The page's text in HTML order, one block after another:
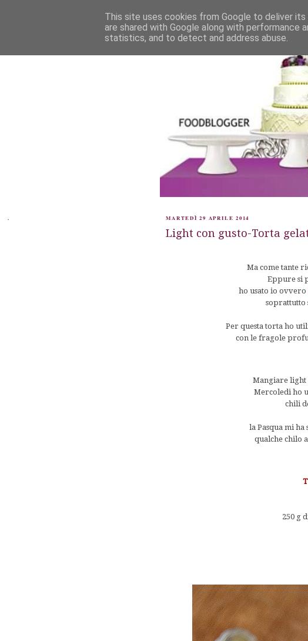
. MARTEDÌ 29 APRILE 2014
Light con gusto-Torta
Ma come tante
Eppure si
ho usato io ovvero
soprattutto
Per questa torta ho
con le fragole
Mangiare light
Mercoledi ho
chili
la Pasqua mi
qualche chilo
250 g
This site uses cookies from Google to deliver
are shared with Google along with performance
statistics, and to detect and address abuse.